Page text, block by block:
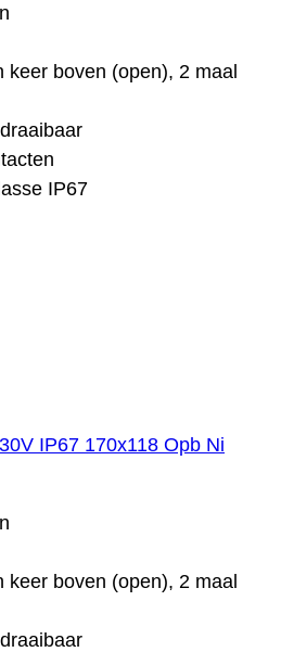
keer boven (open), 2 maal
IP67
IP67 170x118 Opb Ni
keer boven (open), 2 maal